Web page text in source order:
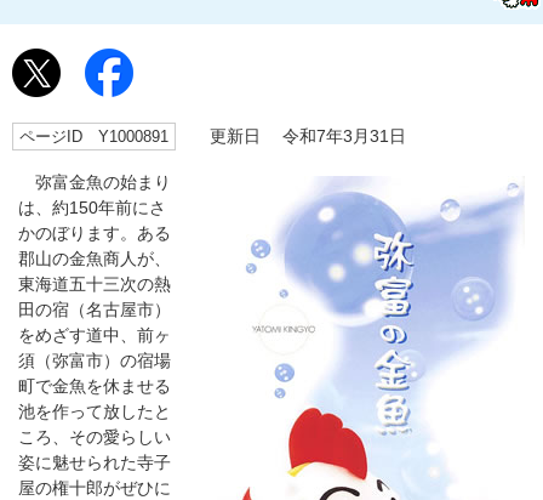
ページID Y1000891 更新日 令和7年3月31日
弥富金魚の始まり
は、約150年前にさ
かのぼります。ある
郡山の金魚商人が、
東海道五十三次の熱
田の宿（名古屋市）
をめざす道中、前ヶ
須（弥富市）の宿場
町で金魚を休ませる
池を作って放したと
ころ、その愛らしい
姿に魅せられた寺子
屋の権十郎がぜひに